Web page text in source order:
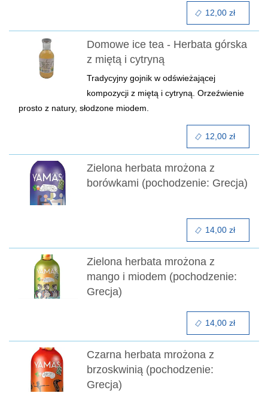
Domowe ice tea - Herbata górska
z miętą i cytryną
Tradycyjny gojnik w odświeżającej
kompozycji z miętą i cytryną. Orzeźwienie
prosto z natury, słodzone miodem.
Zielona herbata mrożona z
borówkami (pochodzenie: Grecja)
Zielona herbata mrożona z
mango i miodem (pochodzenie:
Grecja)
Czarna herbata mrożona z
brzoskwinią (pochodzenie:
Grecja)